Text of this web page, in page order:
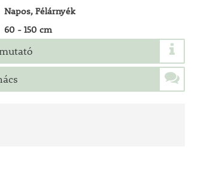
Napos, Félárnyék
60 - 150 cm